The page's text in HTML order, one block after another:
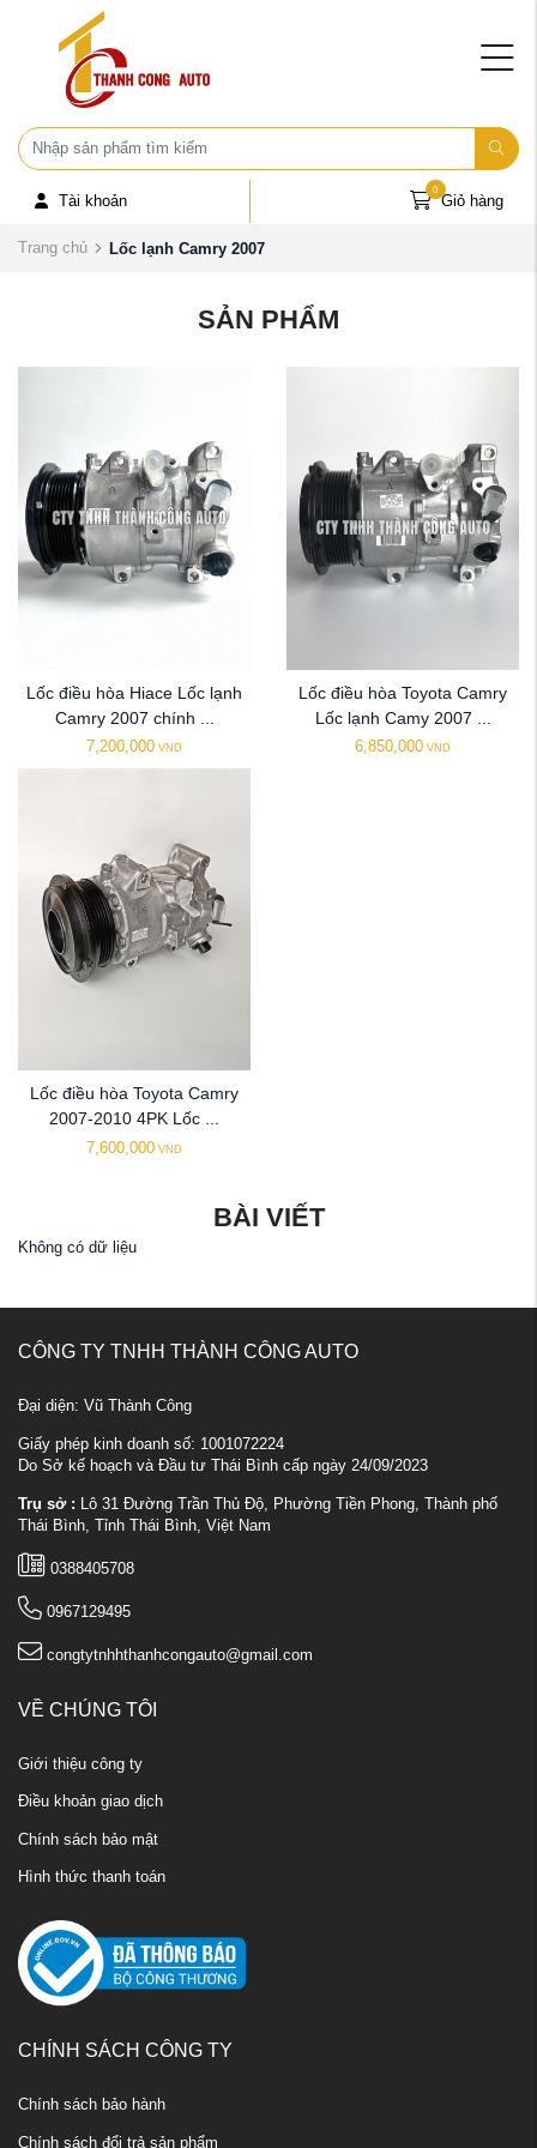
Tài khoản Giỏ hàng
0
Trang chủ Lốc lạnh Camry 2007
SẢN PHẨM
Lốc điều hòa Hiace Lốc lạnh
Camry 2007 chính ...
7,200,000 VND
Lốc điều hòa Toyota Camry
Lốc lạnh Camy 2007 ...
6,850,000 VND
Lốc điều hòa Toyota Camry
2007-2010 4PK Lốc ...
7,600,000 VND
BÀI VIẾT
Không có dữ liệu
CÔNG TY TNHH THÀNH CÔNG AUTO
Đại diện: Vũ Thành Công
Giấy phép kinh doanh số: 1001072224
Do Sở kế hoạch và Đầu tư Thái Bình cấp ngày 24/09/2023
Trụ sở : Lô 31 Đường Trần Thủ Độ, Phường Tiền Phong, Thành phố
Thái Bình, Tỉnh Thái Bình, Việt Nam
0388405708
0967129495
congtytnhhthanhcongauto@gmail.com
VỀ CHÚNG TÔI
Giới thiệu công ty
Điều khoản giao dịch
Chính sách bảo mật
Hình thức thanh toán
CHÍNH SÁCH CÔNG TY
Chính sách bảo hành
Chính sách đổi trả sản phẩm